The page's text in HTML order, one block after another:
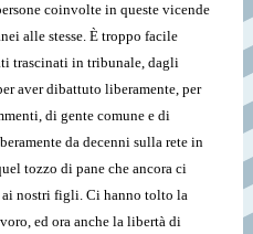
coinvolte in queste vicende
alle stesse. È troppo facile
trascinati in tribunale, dagli
aver dibattuto liberamente, per
di gente comune e di
da decenni sulla rete in
tozzo di pane che ancora ci
nostri figli. Ci hanno tolto la
ed ora anche la libertà di